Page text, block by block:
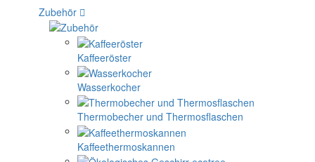
Zubehör
Kaffeeröster
Wasserkocher
Thermobecher und Thermosflaschen
Kaffeethermoskannen